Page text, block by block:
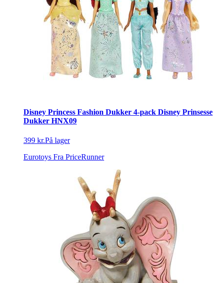
Disney Princess Fashion Dukker 4-pack Disney Prinsesse
Dukker HNX09
399 kr.På lager
Eurotoys Fra PriceRunner